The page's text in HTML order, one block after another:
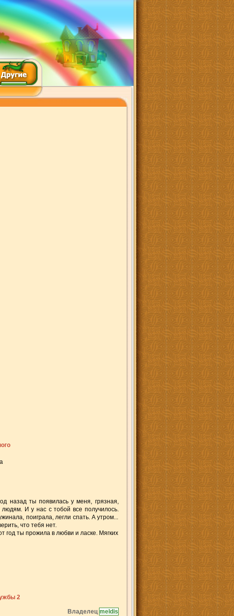
назад ты появилась у меня, грязная,
людям. И у нас с тобой все получилось.
поиграла, легли спать. А утром...
что тебя нет.
год ты прожила в любви и ласке. Мягких
2
Владелец meldis